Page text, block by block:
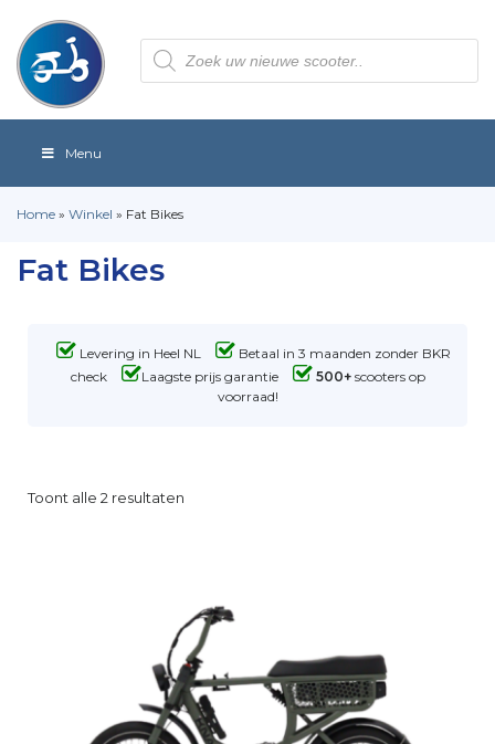
Producten
zoeken
Menu
Home » Winkel » Fat Bikes
Fat Bikes
Levering in Heel NL
Betaal in 3 maanden zonder BKR
check
Laagste prijs garantie 500+scooters op
voorraad!
Toont alle 2 resultaten